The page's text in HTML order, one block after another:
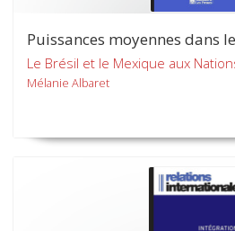
Puissances moyennes dans
Le Brésil et le Mexique aux
Mélanie Albaret